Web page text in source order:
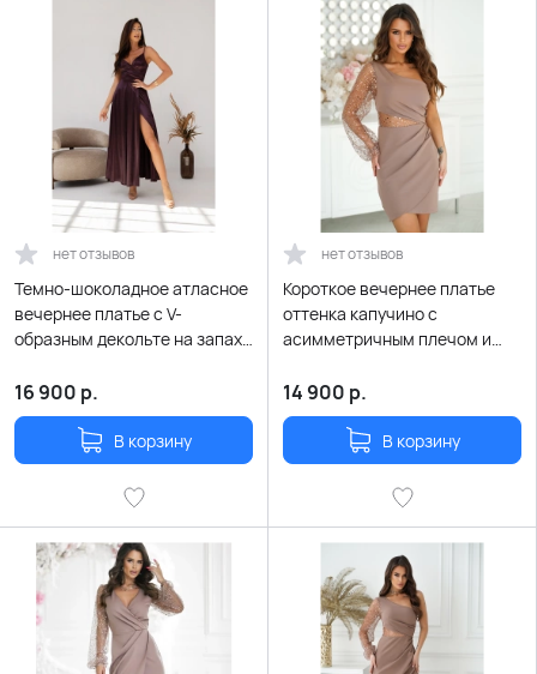
нет отзывов
Темно-шоколадное атласное
вечернее платье с V-
образным декольте на запах
16 900 р.
В корзину
нет отзывов
Короткое вечернее платье
оттенка капучино с
асимметричным плечом и
14 900 р.
В корзину